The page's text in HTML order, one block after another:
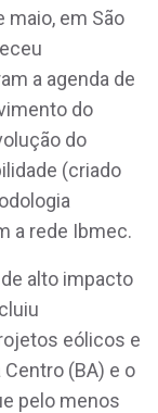
maio, em São
a agenda de
do
do
(criado
a rede Ibmec.
alto impacto
eólicos e
(BA) e o
pelo menos